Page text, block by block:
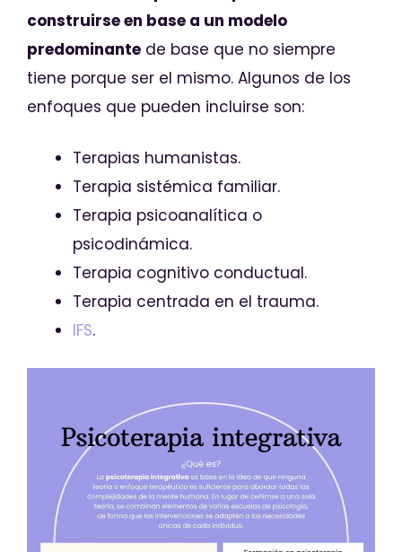
construirse en base a un modelo
predominante de base que no siempre
tiene porque ser el mismo. Algunos de los
enfoques que pueden incluirse son:
Terapias humanistas.
Terapia sistémica familiar.
Terapia psicoanalítica o
psicodinámica.
Terapia cognitivo conductual.
Terapia centrada en el trauma.
IFS.